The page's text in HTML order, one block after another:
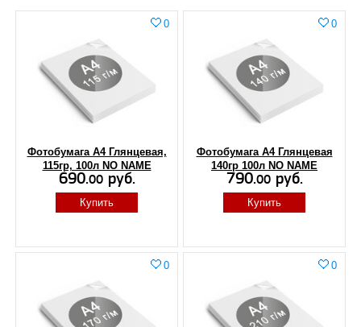
Фотобумага А4 Глянцевая,
115гр, 100л NO NAME
0
690.00руб.
Купить
Фотобумага А4 Глянцевая
140гр 100л NO NAME
0
790.00руб.
Купить
0 0